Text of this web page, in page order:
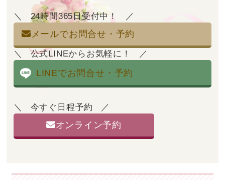
24時間365日受付中！
メールでお問合せ・予約
公式LINEからお気軽に！
LINEでお問合せ・予約
今すぐ日程予約
オンライン予約